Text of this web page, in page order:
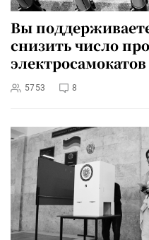
Вы
снизить число
электросамокатов
5753 8